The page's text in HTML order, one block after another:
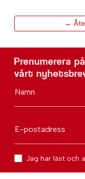
←
Prenumerera på
vårt
Namn
E-postadress
Jag har läst och